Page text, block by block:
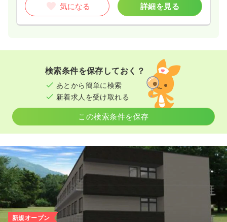
時間 8:30～17:00（休憩60分）
4週8休以上
ブランク可 月給32万円以上可
検診・健診
一時募集休止
賞与3.5ヶ月
日祝休み
月給34万円以上可
気になる 詳細を見る
介護・福祉系正看護師
気になる 詳細を見る
一時募集休止
時給1,500 円〜
8:30～13:00
時給1,500円以上可
気になる 詳細を見る
その他正看護師 / 管理職
日勤のみ（常勤）
給与 お問い合わせください
時間 8:30～17:00
気になる 詳細を見る
検索条件を保存しておく？
あとから簡単に検索
新着求人を受け取れる
この検索条件を保存
新規オープン